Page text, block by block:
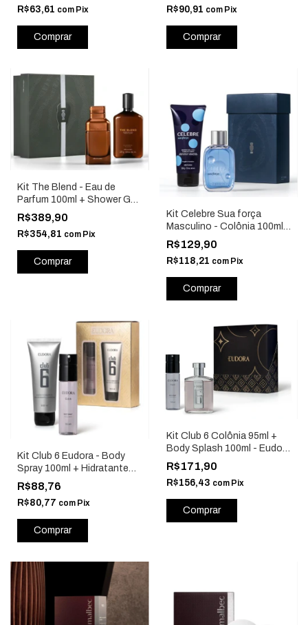
R$63,61 com Pix R$90,91 com Pix
Kit The Blend - Eau de
Parfum 100ml + Shower Gel
250g Pais25 - O Boticário
90230
R$389,90
R$354,81 com Pix
Kit Celebre Sua força
Masculino - Colônia 100ml
+ Shower Gel 2 em 1 - O
Boticário 90852
R$129,90
R$118,21 com Pix
Kit Club 6 Eudora - Body
Spray 100ml + Hidratante
corpo 200ml - Eudora 86294
R$88,76
R$80,77 com Pix
Kit Club 6 Colônia 95ml +
Body Splash 100ml - Eudora
94441
R$171,90
R$156,43 com Pix